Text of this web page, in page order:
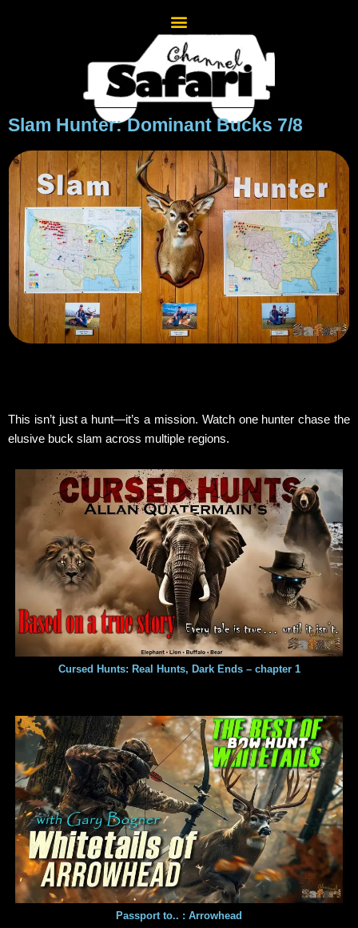
Slam Hunter: Dominant Bucks 7/8
This isn’t just a hunt—it’s a mission. Watch one hunter chase the
elusive buck slam across multiple regions.
Cursed Hunts: Real Hunts, Dark Ends – chapter 1
Passport to.. : Arrowhead